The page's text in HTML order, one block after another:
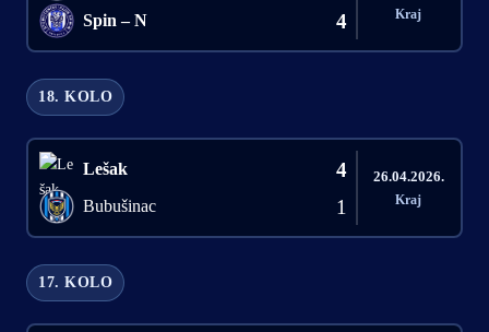
Spin – N 4
Kraj
18. KOLO
Lešak 4
Bubušinac 1
26.04.2026.
Kraj
17. KOLO